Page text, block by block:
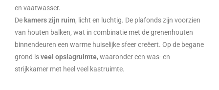
en vaatwasser.
De kamers zijn ruim, licht en luchtig. De plafonds zijn voorzien
van houten balken, wat in combinatie met de grenenhouten
binnendeuren een warme huiselijke sfeer creëert. Op de begane
grond isveel opslagruimte, waaronder een was- en
strijkkamer met heel veel kastruimte.